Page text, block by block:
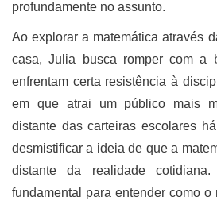
profundamente no assunto.
Ao explorar a matemática através
casa, Julia busca romper com a
enfrentam certa resistência à
em que atrai um público mais
distante das carteiras escolares
desmistificar a ideia de que a
distante da realidade
fundamental para entender como